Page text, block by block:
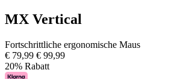
MX Vertical
Fortschrittliche ergonomische Maus
€ 79,99 € 99,99
20% Rabatt